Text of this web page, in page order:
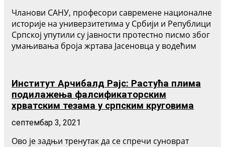
Чланови САНУ, професори савремене националне
историје на универзитетима у Србији и Републици
Српској упутили су јавности протестно писмо због
умањивања броја жртава Јасеновца у водећим
Институт Арчибалд Рајс: Растућа плима
подилажења фалсификаторским
хрватским тезама у српским круговима
септембар 3, 2021
Ово је задњи тренутак да се спречи суноврат